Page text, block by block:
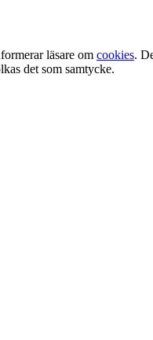
läsare om cookies.
det som samtycke.